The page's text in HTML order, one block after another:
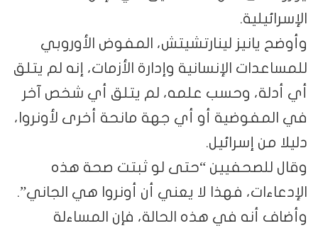
الإسرائيلية.
وأوضح يانيز لينارتشيتش، المفوض الأوروبي
للمساعدات الإنسانية وإدارة الأزمات، إنه لم يتلق
أي أدلة، وحسب علمه، لم يتلق أي شخص آخر
في المفوضية أو أي جهة مانحة أخرى لأونروا،
دليلا من إسرائيل.
وقال للصحفيين “حتى لو ثبتت صحة هذه
الإدعاءات، فهذا لا يعني أن أونروا هي الجاني”.
وأضاف أنه في هذه الحالة، فإن المساءلة